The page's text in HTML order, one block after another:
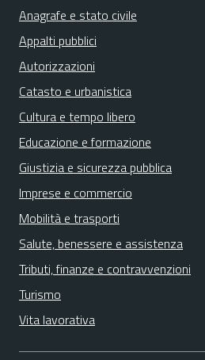
Anagrafe e stato civile
Appalti pubblici
Autorizzazioni
Catasto e urbanistica
Cultura e tempo libero
Educazione e formazione
Giustizia e sicurezza pubblica
Imprese e commercio
Mobilità e trasporti
Salute, benessere e assistenza
Tributi, finanze e contravvenzioni
Turismo
Vita lavorativa